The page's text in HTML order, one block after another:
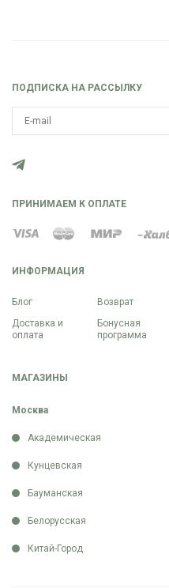
ИНФОРМАЦИЯ
Блог
Доставка и
оплата
Возврат
Бонусная
программа
МАГАЗИНЫ
Москва
Академическая
Кунцевская
Бауманская
Белорусская
Китай-Город
ПОДПИСКА НА РАССЫЛКУ
ПРИНИМАЕМ К ОПЛАТЕ